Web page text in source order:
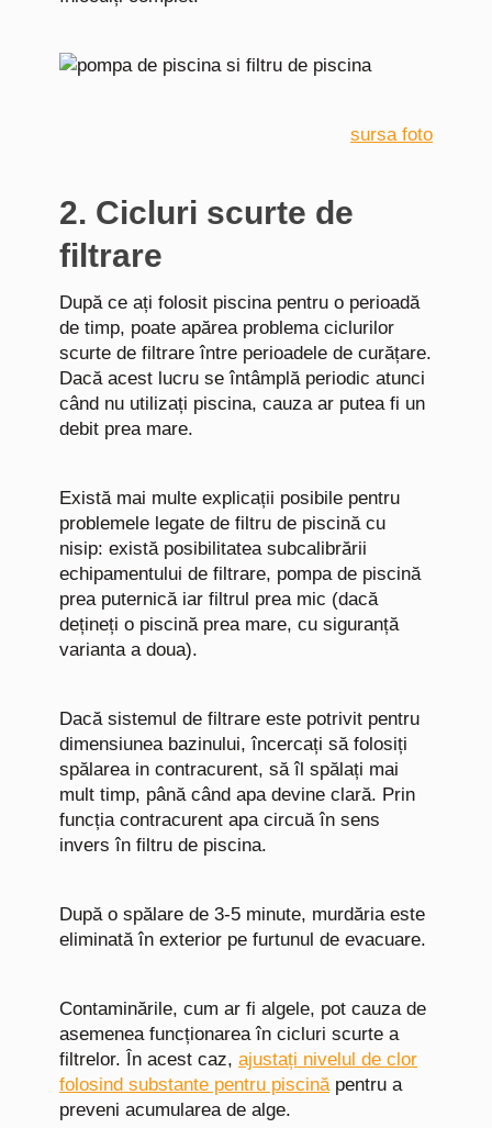
sursa foto
2. Cicluri scurte de
filtrare
După ce ați folosit piscina pentru o perioadă
de timp, poate apărea problema ciclurilor
scurte de filtrare între perioadele de curățare.
Dacă acest lucru se întâmplă periodic atunci
când nu utilizați piscina, cauza ar putea fi un
debit prea mare.
Există mai multe explicații posibile pentru
problemele legate de filtru de piscină cu
nisip: există posibilitatea subcalibrării
echipamentului de filtrare, pompa de piscină
prea puternică iar filtrul prea mic (dacă
dețineți o piscină prea mare, cu siguranță
varianta a doua).
Dacă sistemul de filtrare este potrivit pentru
dimensiunea bazinului, încercați să folosiți
spălarea in contracurent, să îl spălați mai
mult timp, până când apa devine clară. Prin
funcția contracurent apa circuă în sens
invers în filtru de piscina.
După o spălare de 3-5 minute, murdăria este
eliminată în exterior pe furtunul de evacuare.
Contaminările, cum ar fi algele, pot cauza de
asemenea funcționarea în cicluri scurte a
filtrelor. În acest caz, ajustați nivelul de clor
folosind substante pentru piscinăpentru a
preveni acumularea de alge.